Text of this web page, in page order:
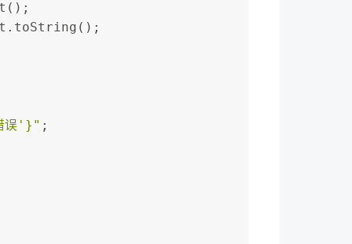
误'}" ;